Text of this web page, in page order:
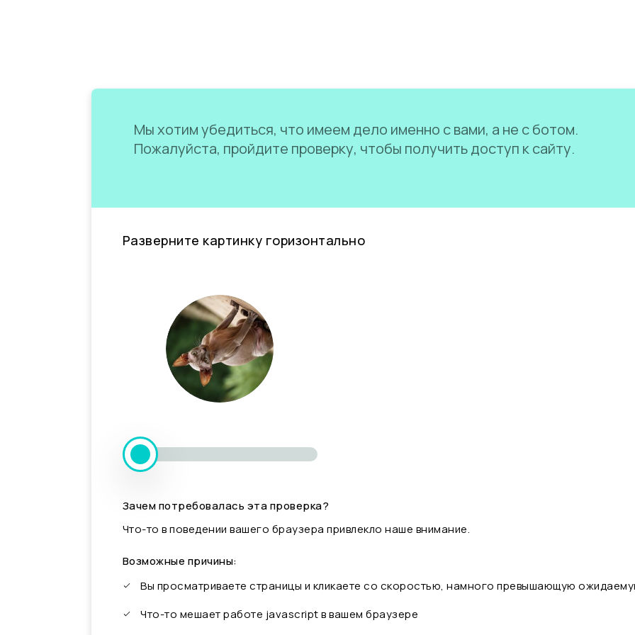
Мы хотим убедиться, что имеем дело именно с вами, а не с ботом.
Пожалуйста, пройдите проверку, чтобы получить доступ к сайту.
Разверните картинку горизонтально
Зачем потребовалась эта проверка?
Что-то в поведении вашего браузера привлекло наше внимание.
Возможные причины:
Вы просматриваете страницы и кликаете со скоростью, намного превышающую
Что-то мешает работе javascript в вашем браузере